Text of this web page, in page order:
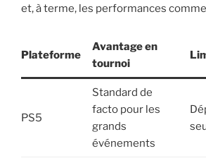
et, à terme, les performances
Plateforme
Avantage en
tournoi
PS5
Standard de
facto pour les
grands
événements